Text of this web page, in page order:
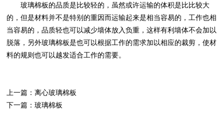
玻璃棉板的品质是比较轻的，虽然或许运输的体积是比比较大
的，但是材料并不是特别的重因而运输起来是相当容易的，工作也相
当容易的，品质轻也可以减少墙体放入负重，这样有利墙体不会加以
脱落，另外玻璃棉板是也可以根据工作的需求加以相应的裁剪，使材
料的规则也可以越发适合工作的需要。
上一篇：离心玻璃棉板
下一篇：玻璃棉板